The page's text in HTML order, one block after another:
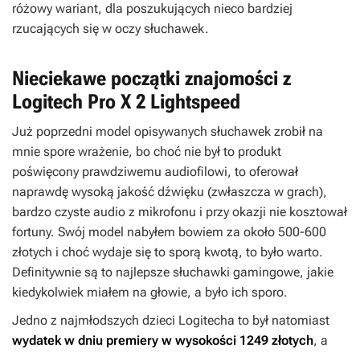
różowy wariant, dla poszukujących nieco bardziej
rzucających się w oczy słuchawek.
Nieciekawe początki znajomości z
Logitech Pro X 2 Lightspeed
Już poprzedni model opisywanych słuchawek zrobił na
mnie spore wrażenie, bo choć nie był to produkt
poświęcony prawdziwemu audiofilowi, to oferował
naprawdę wysoką jakość dźwięku (zwłaszcza w grach),
bardzo czyste audio z mikrofonu i przy okazji nie kosztował
fortuny. Swój model nabyłem bowiem za około 500-600
złotych i choć wydaje się to sporą kwotą, to było warto.
Definitywnie są to najlepsze słuchawki gamingowe, jakie
kiedykolwiek miałem na głowie, a było ich sporo.
Jedno z najmłodszych dzieci Logitecha to był natomiast
wydatek w dniu premiery w wysokości 1249 złotych, a